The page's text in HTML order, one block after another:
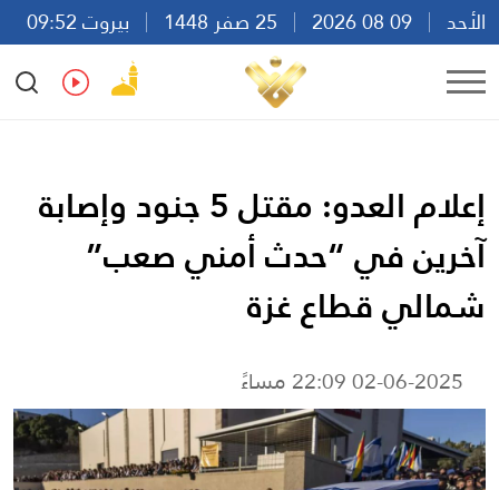
الأحد
بيروت 09:52
Ar
En Fr Es
إعلام العدو: مقتل 5 جنود وإصابة
آخرين في “حدث أمني صعب”
شمالي قطاع غزة
02-06-2025 22:09 مساءً